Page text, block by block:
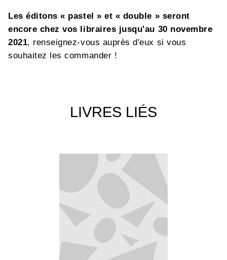
Les éditons « pastel » et « double » seront
encore chez vos libraires jusqu'au 30 novembre
2021, renseignez-vous auprès d'eux si vous
souhaitez les commander !
LIVRES LIÉS